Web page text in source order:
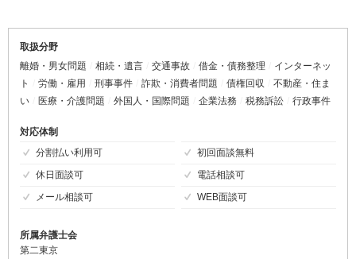
取扱分野
離婚・男女問題
相続・遺言 交通事故 借金・債務整理
インターネッ
ト
労働・雇用 刑事事件 詐欺・消費者問題 債権回収
不動産・住ま
い
医療・介護問題 外国人・国際問題 企業法務 税務訴訟 行政事件
対応体制
分割払い利用可
初回面談無料
休日面談可
電話相談可
メール相談可
WEB面談可
所属弁護士会
第二東京